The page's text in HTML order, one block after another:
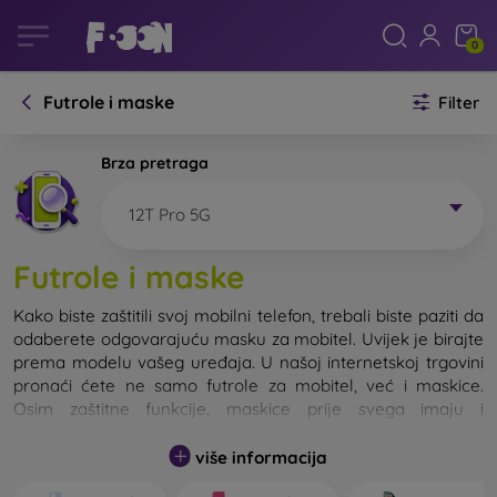
0
Futrole i maske Filter
Brza pretraga
12T Pro 5G
Futrole i maske
Kako biste zaštitili svoj mobilni telefon, trebali biste paziti da
odaberete odgovarajuću masku za mobitel. Uvijek je birajte
prema modelu vašeg uređaja. U našoj internetskoj trgovini
pronaći ćete ne samo futrole za mobitel, već i maskice.
Osim zaštitne funkcije, maskice prije svega imaju i
Maskicu za mobitel možemo također nazvati i stražnjom
više informacija